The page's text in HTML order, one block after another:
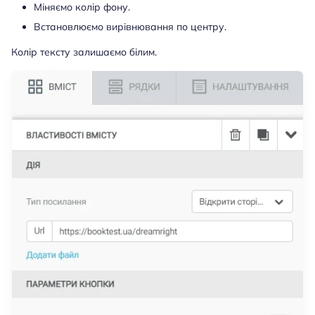
Міняємо колір фону.
Встановлюємо вирівнювання по центру.
Колір тексту залишаємо білим.